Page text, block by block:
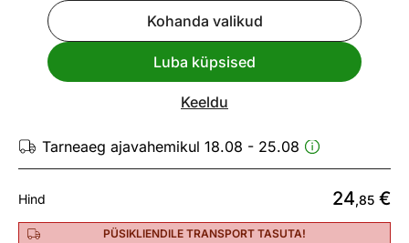
Kohanda valikud
Luba küpsised
Keeldu
Vaata sarnaseid
Kruus Baita 300 ml, 6 tk
Tarneaeg ajavahemikul 18.08 - 25.08
Hind 24,85 €
PÜSIKLIENDILE TRANSPORT TASUTA!